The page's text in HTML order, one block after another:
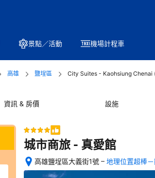
景點／活動 機場計程車
高雄 鹽埕區 City Suites - Kaohsiung Chenai
資訊 & 房價 設施
城市商旅 - 真愛館
高雄鹽埕區大義街1號
位
– 地理位置超棒